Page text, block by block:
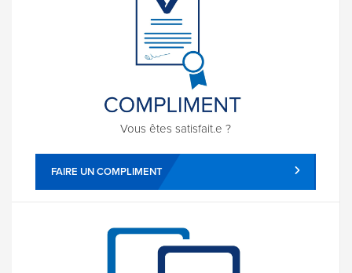
Vous êtes satisfait.e ?
FAIRE UN COMPLIMENT